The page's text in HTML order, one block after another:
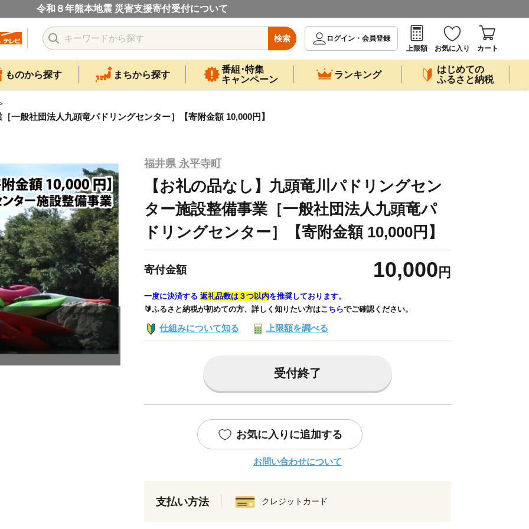
令和８年熊本地震 災害支援寄付受付について
検索
ログイン・会員登録
上限額
お気に入り カート
ものから探す まちから探す
番組･特集
キャンペーン
ランキング
はじめての
ふるさと納税
一般社団法人九頭竜パドリングセンター］【寄附金額 10,000円】
福井県 永平寺町
【お礼の品なし】九頭竜川パドリングセン
ター施設整備事業［一般社団法人九頭竜パ
ドリングセンター］【寄附金額 10,000円】
寄付金額 10,000 円
一度に決済する 返礼品数は３つ以内を推奨しております。
🔰ふるさと納税が初めての方、詳しく知りたい方はこちらでご確認ください。
仕組みについて知る 上限額を調べる
受付終了
お気に入りに追加する
お問い合わせについて
支払い方法 クレジットカード